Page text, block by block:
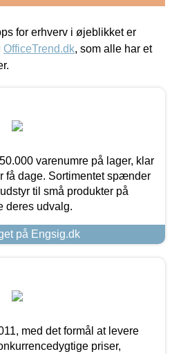
for erhverv i øjeblikket er
OfficeTrend.dk, som alle har et
varenumre på lager, klar
få dage. Sortimentet spænder
til små produkter på
deres udvalg.
på Engsig.dk
med det formål at levere
priser,